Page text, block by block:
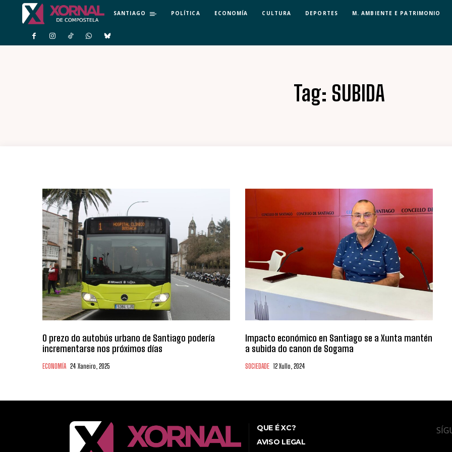
SANTIAGO POLÍTICA ECONOMÍA CULTURA DEPORTES M. AMBIENTE E PATRIMONIO
Tag: SUBIDA
O prezo do autobús urbano de Santiago podería
incrementarse nos próximos días
ECONOMÍA 24 Xaneiro, 2025
Impacto económico en Santiago se a Xunta mantén
a subida do canon de Sogama
SOCIEDADE 12 Xullo, 2024
QUE É XC?
AVISO LEGAL